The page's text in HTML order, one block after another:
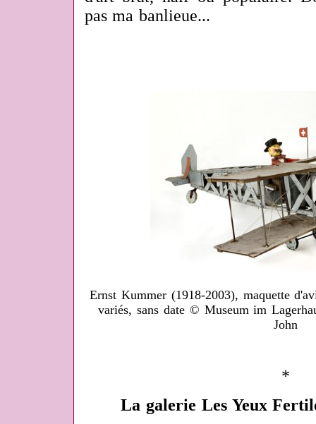
pas ma banlieue...
Ernst Kummer (1918-2003), maquette
variés, sans date © Museum im
John
*
La galerie Les Yeux